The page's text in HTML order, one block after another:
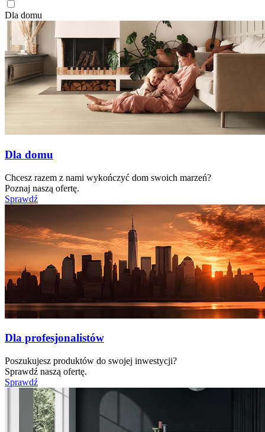
Dla domu
Dla domu
Chcesz razem z nami wykończyć dom swoich marzeń?
Poznaj naszą ofertę.
Sprawdź
Dla profesjonalistów
Poszukujesz produktów do swojej inwestycji?
Sprawdź naszą ofertę.
Sprawdź